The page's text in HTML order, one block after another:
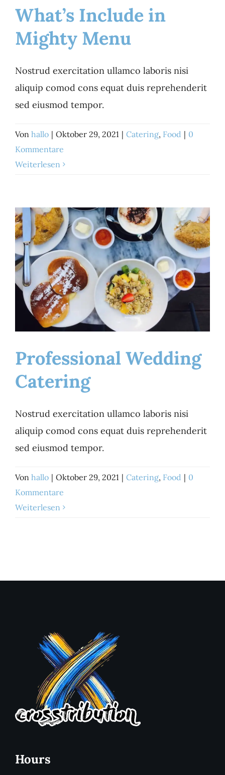
What’s Include in
Mighty Menu
Food
What’s Include in
Mighty Menu
Nostrud exercitation ullamco laboris nisi
aliquip comod cons equat duis reprehenderit
sed eiusmod tempor.
Von hallo | Oktober 29, 2021 | Catering, Food | 0
Kommentare
Weiterlesen
Professional Wedding
Catering
Food
Professional Wedding
Catering
Nostrud exercitation ullamco laboris nisi
aliquip comod cons equat duis reprehenderit
sed eiusmod tempor.
Von hallo | Oktober 29, 2021 | Catering, Food | 0
Kommentare
Weiterlesen
Hours